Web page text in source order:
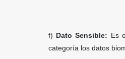
f) Dato Sensible: Es
categoría los datos